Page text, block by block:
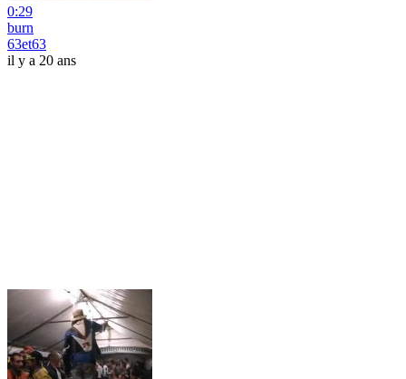
0:29
burn
63et63
il y a 20 ans